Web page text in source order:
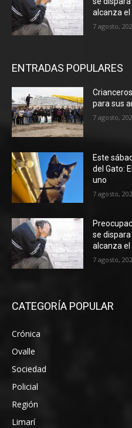
alcanza el
7 agosto,
ENTRADAS POPULARES
para sus
7 agosto,
Este
del Gato:
uno
7 agosto,
se
alcanza el
7 agosto,
CATEGORÍA POPULAR
Crónica
Ovalle
Sociedad
Policial
Región
Limarí